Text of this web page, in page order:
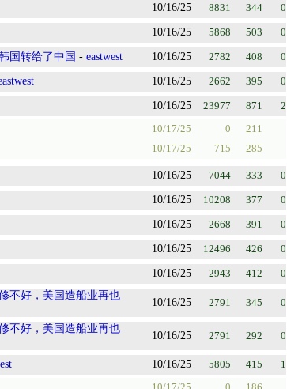
10/16/25 8831 344 0
10/16/25 5868 503 0
国转给了中国 - eastwest 10/16/25 2782 408 0
10/16/25 2662 395 0
10/16/25 23977 871
2
10/17/25 0
211
10/17/25 715 285
10/16/25 7044 333 0
10/16/25 10208 377 0
10/16/25 2668 391 0
10/16/25 12496 426 0
10/16/25 2943 412
0
不好，美国造船业再也
10/16/25 2791 345 0
不好，美国造船业再也
10/16/25 2791 292 0
10/16/25 5805 415
1